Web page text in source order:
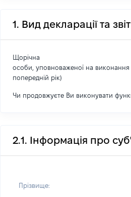
1. Вид декларації та
Щорічна
особи, уповноваженої на
попередній рік)
Чи продовжуєте Ви виконувати
2.1. Інформація про
Прізвище: